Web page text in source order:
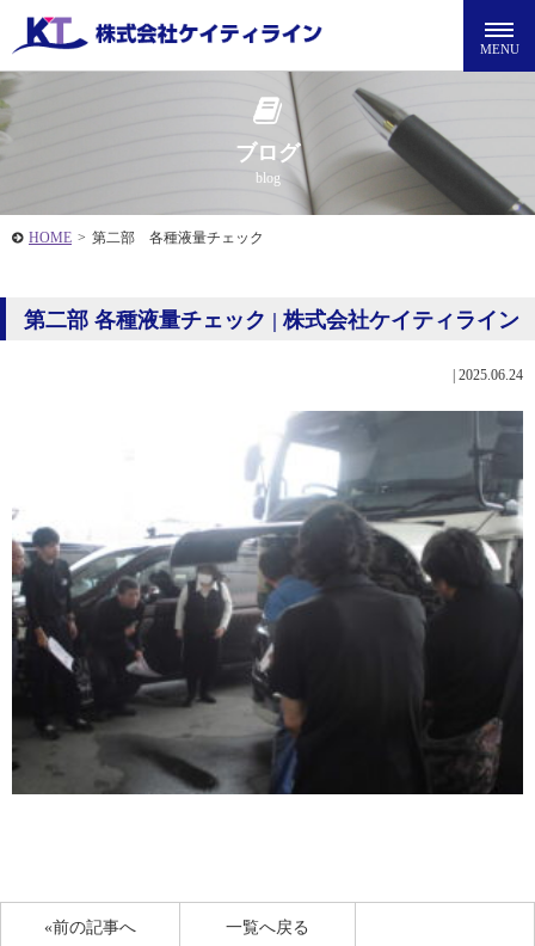
ブログ
blog
HOME > 第二部 各種液量チェック
第二部 各種液量チェック | 株式会社ケイティライン
2025.06.24
«前の記事へ 一覧へ戻る